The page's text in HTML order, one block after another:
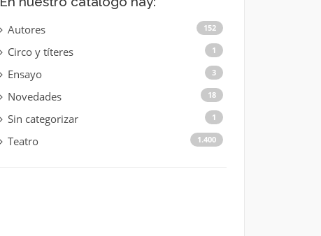
Autores 152
Circo y títeres 1
Ensayo 3
Novedades 18
Sin categorizar 1
Teatro 1.400